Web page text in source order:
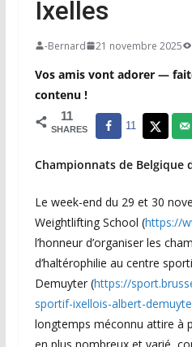
Ixelles
-Bernard 21 novembre 2025
Vos amis vont adorer —
contenu !
11
SHARES 11
Championnats de Belgique
Le week-end du 29 et 30
Weightlifting School (https://
l’honneur d’organiser les
d’haltérophilie au centre
Demuyter (https://
sportif-ixellois-albert-
longtemps méconnu attire à